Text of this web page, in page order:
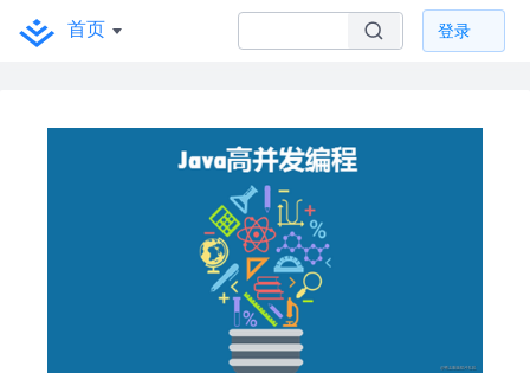
首页 登录